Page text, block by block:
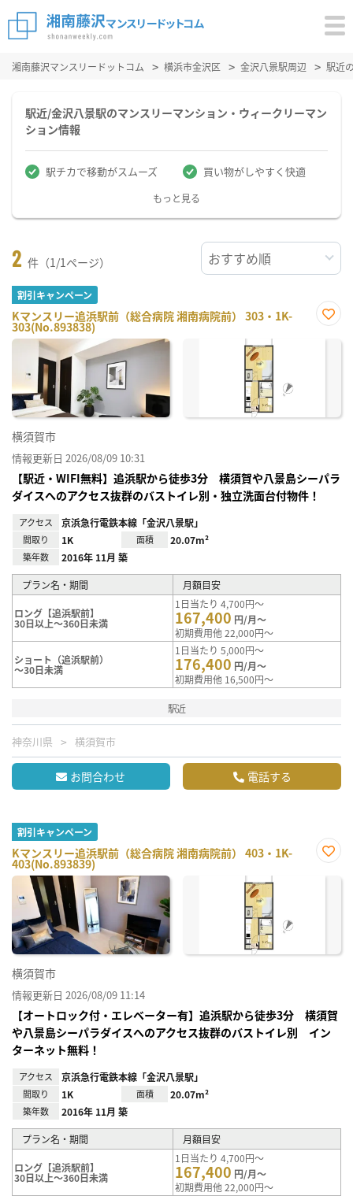
湘南藤沢マンスリードットコム 横浜市金沢区 金沢八景駅周辺 駅近
駅近/金沢八景駅のマンスリーマンション・ウィークリーマン
ション情報
駅チカで移動がスムーズ 買い物がしやすく快適
もっと見る
2 件（1/1ページ）
割引キャンペーン
Kマンスリー追浜駅前（総合病院 湘南病院前） 303・1K-
303(No.893838)
に入
横須賀市
情報更新日 2026/08/09 10:31
【駅近・WIFI無料】追浜駅から徒歩3分 横須賀や八景島シーパラ
ダイスへのアクセス抜群のバストイレ別・独立洗面台付物件！
アクセス 京浜急行電鉄本線「金沢八景駅」
間取り 1K 面積 20.07m²
築年数 2016年 11月 築
プラン名・期間 月額目安
ロング【追浜駅前】
30日以上～360日未満
1日当たり 4,700円～
167,400 円/月～
初期費用他 22,000円～
ショート（追浜駅前）
～30日未満
1日当たり 5,000円～
176,400 円/月～
初期費用他 16,500円～
駅近
神奈川県 横須賀市
お問合わせ 電話する
割引キャンペーン
Kマンスリー追浜駅前（総合病院 湘南病院前） 403・1K-
403(No.893839)
に入
横須賀市
情報更新日 2026/08/09 11:14
【オートロック付・エレベーター有】追浜駅から徒歩3分 横須賀
や八景島シーパラダイスへのアクセス抜群のバストイレ別 イン
ターネット無料！
アクセス 京浜急行電鉄本線「金沢八景駅」
間取り 1K 面積 20.07m²
築年数 2016年 11月 築
プラン名・期間 月額目安
ロング【追浜駅前】
30日以上～360日未満
1日当たり 4,700円～
167,400 円/月～
初期費用他 22,000円～